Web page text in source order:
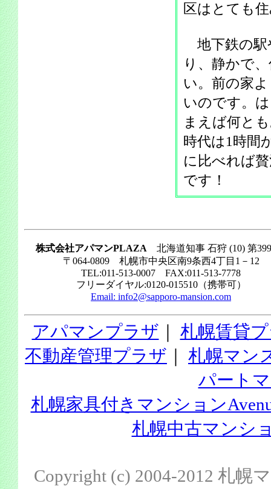
区はとても
地下鉄の駅
り、静かで
い。前の家
いのです。
まえば何と
時代は1時間
に比べれば
です！
株式会社アパマンPLAZA 北海道知事 石狩 (10) 第
〒064-0809 札幌市中央区南9条西4丁目1－12
TEL:011-513-0007 FAX:011-513-7778
フリーダイヤル:0120-015510（携帯可）
Email: info2@sapporo-mansion.com
アパマンプラザ ｜ 札幌賃貸
不動産管理プラザ ｜ 札幌マン
パート
札幌家具付きマンション
札幌中古マンシ
Copyright (c) 2004-2012 札幌